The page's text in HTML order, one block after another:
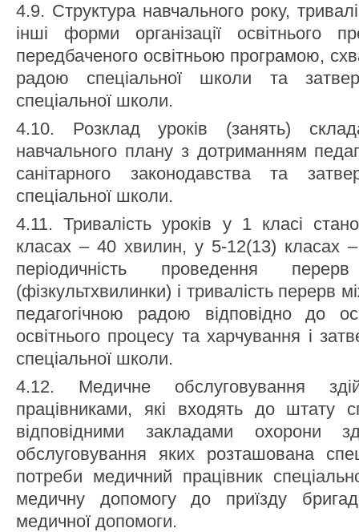
4.9. Структура навчального року,
інші форми організації освітнього
передбаченого освітньою програмою,
радою спеціальної школи та
спеціальної школи.
4.10. Розклад уроків (занять)
навчального плану з дотриманням
санітарного законодавства та
спеціальної школи.
4.11. Тривалість уроків у 1 класі
класах – 40 хвилин, у 5-12(13) класах
періодичність проведення
(фізкультхвилинки) і тривалість перерв
педагогічною радою відповідно до
освітнього процесу та харчування і
спеціальної школи.
4.12. Медичне обслуговування
працівниками, які входять до штату
відповідними закладами охорони
обслуговування яких розташована
потреби медичний працівник
медичну допомогу до приїзду
медичної допомоги.